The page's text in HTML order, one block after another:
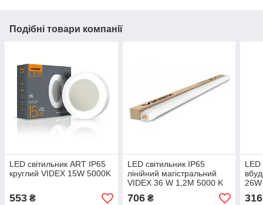
Подібні товари компанії
LED світильник ART IP65
круглий VIDEX 15W 5000K
553 ₴
LED світильник IP65
лінійний магістральний
VIDEX 36 W 1,2М 5000 K
220V
706₴
LED
316